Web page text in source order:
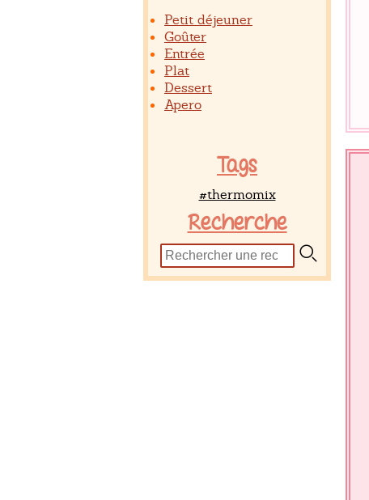
Petit déjeuner
Goûter
Entrée
Plat
Dessert
Apero
Tags
#thermomix
Recherche